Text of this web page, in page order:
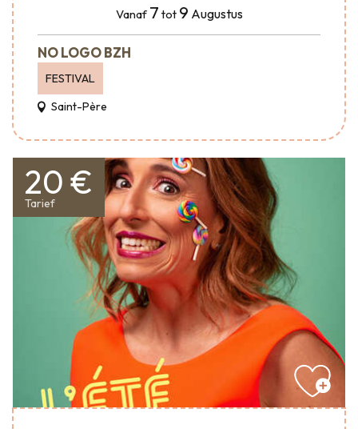
Vanaf 7 tot 9 Augustus
NO LOGO BZH
FESTIVAL
Saint-Père
20 €
Tarief